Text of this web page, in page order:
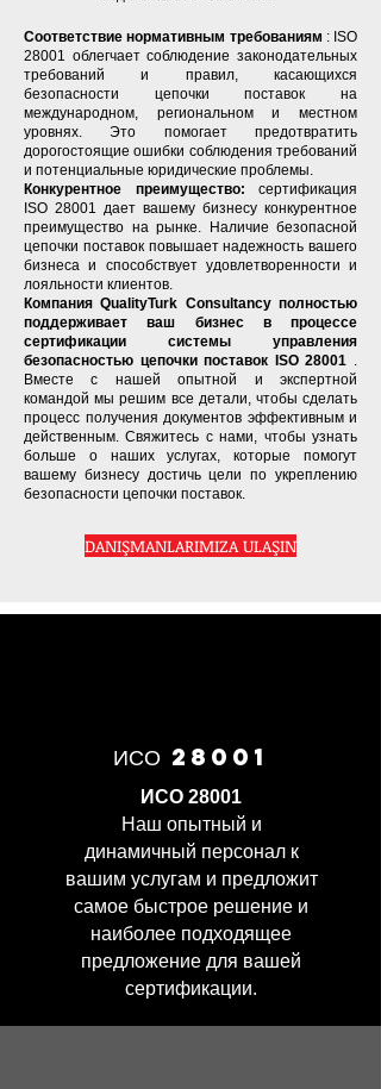
Соответствие нормативным требованиям : ISO
28001 облегчает соблюдение законодательных
требований и правил, касающихся
безопасности цепочки поставок на
международном, региональном и местном
уровнях. Это помогает предотвратить
дорогостоящие ошибки соблюдения требований
и потенциальные юридические проблемы.
Конкурентное преимущество: сертификация
ISO 28001 дает вашему бизнесу конкурентное
преимущество на рынке. Наличие безопасной
цепочки поставок повышает надежность вашего
бизнеса и способствует удовлетворенности и
лояльности клиентов.
Компания QualityTurk Consultancy полностью
поддерживает ваш бизнес в процессе
сертификации системы управления
безопасностью цепочки поставок ISO 28001 .
Вместе с нашей опытной и экспертной
командой мы решим все детали, чтобы сделать
процесс получения документов эффективным и
действенным. Свяжитесь с нами, чтобы узнать
больше о наших услугах, которые помогут
вашему бизнесу достичь цели по укреплению
безопасности цепочки поставок.
DANIŞMANLARIMIZA ULAŞIN
ИСО 28001
ИСО 28001
Наш опытный и
динамичный персонал к
вашим услугам и предложит
самое быстрое решение и
наиболее подходящее
предложение для вашей
сертификации.